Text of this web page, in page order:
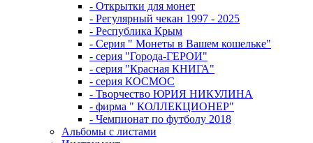
- Открытки для монет
- Регулярный чекан 1997 - 2025
- Республика Крым
- Серия " Монеты в Вашем кошельке"
- серия "Города-ГЕРОИ"
- серия "Красная КНИГА"
- серия КОСМОС
- Творчество ЮРИЯ НИКУЛИНА
- фирма " КОЛЛЕКЦИОНЕР"
- Чемпионат по футболу 2018
Альбомы с листами